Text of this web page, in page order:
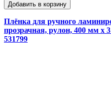
Добавить в корзину
Плёнка для ручного
прозрачная, рулон, 400 мм
531799